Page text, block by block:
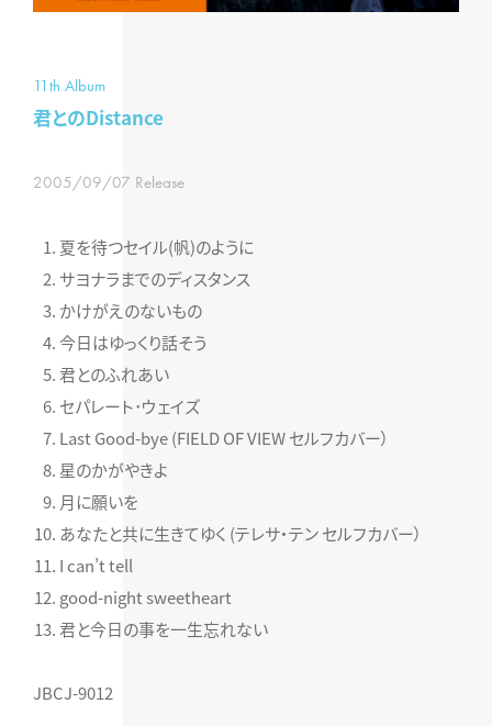
11th Album
君とのDistance
2005/09/07 Release
夏を待つセイル(帆)のように
サヨナラまでのディスタンス
かけがえのないもの
今日はゆっくり話そう
君とのふれあい
セパレート･ウェイズ
Last Good-bye (FIELD OF VIEW セルフカバー）
星のかがやきよ
月に願いを
あなたと共に生きてゆく (テレサ・テン セルフカバー）
I can’t tell
good-night sweetheart
君と今日の事を一生忘れない
JBCJ-9012